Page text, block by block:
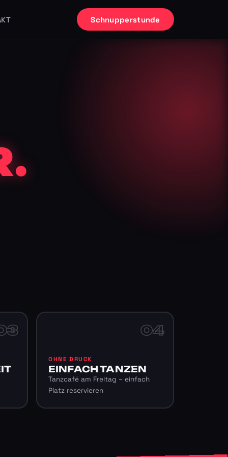
Schnupperstunde
04
OHNE DRUCK
EINFACH TANZEN
Tanzcafé am Freitag – einfach
Platz reservieren